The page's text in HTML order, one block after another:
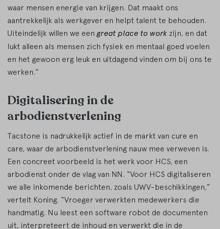
waar mensen energie van krijgen. Dat maakt ons
aantrekkelijk als werkgever en helpt talent te behouden.
Uiteindelijk willen we een great place to work zijn, en dat
lukt alleen als mensen zich fysiek en mentaal goed voelen
en het gewoon erg leuk en uitdagend vinden om bij ons te
werken.”
Digitalisering in de
arbodienstverlening
Tacstone is nadrukkelijk actief in de markt van cure en
care, waar de arbodienstverlening nauw mee verweven is.
Een concreet voorbeeld is het werk voor HCS, een
arbodienst onder de vlag van NN. “Voor HCS digitaliseren
we alle inkomende berichten, zoals UWV-beschikkingen,”
vertelt Koning. “Vroeger verwerkten medewerkers die
handmatig. Nu leest een software robot de documenten
uit, interpreteert de inhoud en verwerkt die in de